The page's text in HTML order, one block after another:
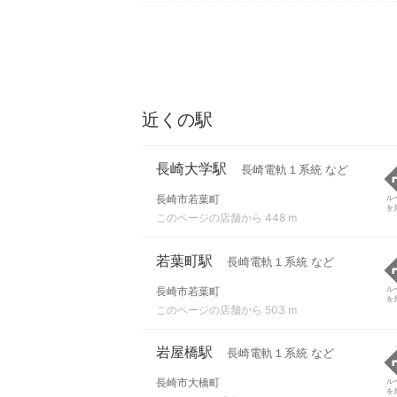
近くの駅
長崎大学駅 長崎電軌１系統 など
長崎市若葉町
このページの店舗から 448 m
ル
を
若葉町駅 長崎電軌１系統 など
長崎市若葉町
このページの店舗から 503 m
ル
を
岩屋橋駅 長崎電軌１系統 など
長崎市大橋町
ル
を